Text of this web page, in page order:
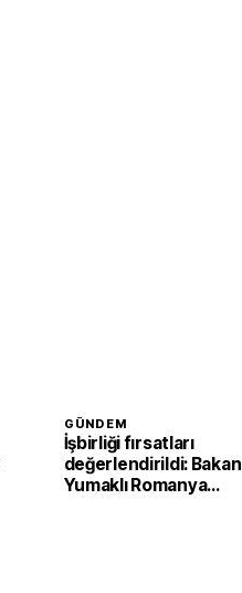
GÜNDEM
İşbirliği fırsatları
değerlendirildi: Bakan
Yumaklı Romanya